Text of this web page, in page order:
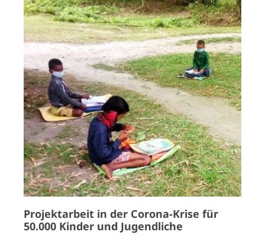
Projektarbeit in der Corona-Krise für
50.000 Kinder und Jugendliche